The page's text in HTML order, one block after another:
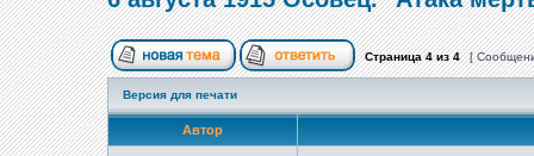
Страница4из4 [
Версия для печати
Автор